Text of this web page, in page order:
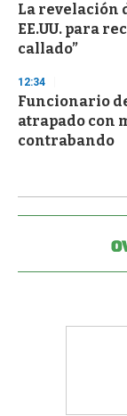
La revelación
EE.UU. para
callado”
12:34
Funcionario
atrapado con
contrabando